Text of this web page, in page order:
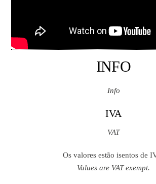
INFO
Info
IVA
VAT
Os valores estão isentos de
Values ​​are VAT exempt.